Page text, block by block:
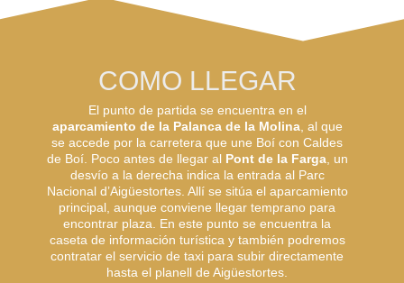
COMO LLEGAR
El punto de partida se encuentra en el
aparcamiento de la Palanca de la Molina, al que
se accede por la carretera que une Boí con Caldes
de Boí. Poco antes de llegar al Pont de la Farga, un
desvío a la derecha indica la entrada al Parc
Nacional d’Aigüestortes. Allí se sitúa el aparcamiento
principal, aunque conviene llegar temprano para
encontrar plaza. En este punto se encuentra la
caseta de información turística y también podremos
contratar el servicio de taxi para subir directamente
hasta el planell de Aigüestortes.